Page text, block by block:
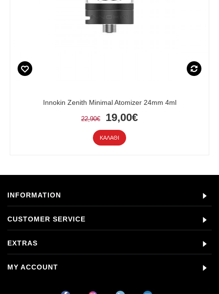
Innokin Zenith Minimal Atomizer 24mm 4ml
22,90€ 19,00€
ΚΑΛΆΘΙ
INFORMATION
CUSTOMER SERVICE
EXTRAS
MY ACCOUNT